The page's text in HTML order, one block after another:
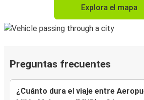
Explora el mapa
Preguntas frecuentes
¿Cuánto dura el viaje entre